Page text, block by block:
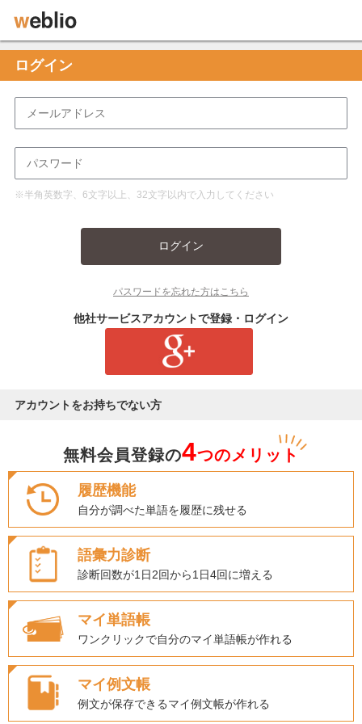
ログイン
※半角英数字、6文字以上、32文字以内で入力してください
ログイン
パスワードを忘れた方はこちら
他社サービスアカウントで登録・ログイン
アカウントをお持ちでない方
無料会員登録の4つのメリット
履歴機能
自分が調べた単語を履歴に残せる
語彙力診断
診断回数が1日2回から1日4回に増える
マイ単語帳
ワンクリックで自分のマイ単語帳が作れる
マイ例文帳
例文が保存できるマイ例文帳が作れる